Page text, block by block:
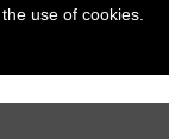
use of cookies.